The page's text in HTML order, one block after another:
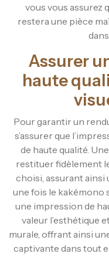
vous vous assurez
restera une pièce
Assurer
haute
Pour garantir un
s’assurer que
de haute qualité.
restituer fidèlement
choisi, assurant
une fois le kakémono
une impression de
valeur l’esthétique
murale, offrant ainsi
captivante dans tout